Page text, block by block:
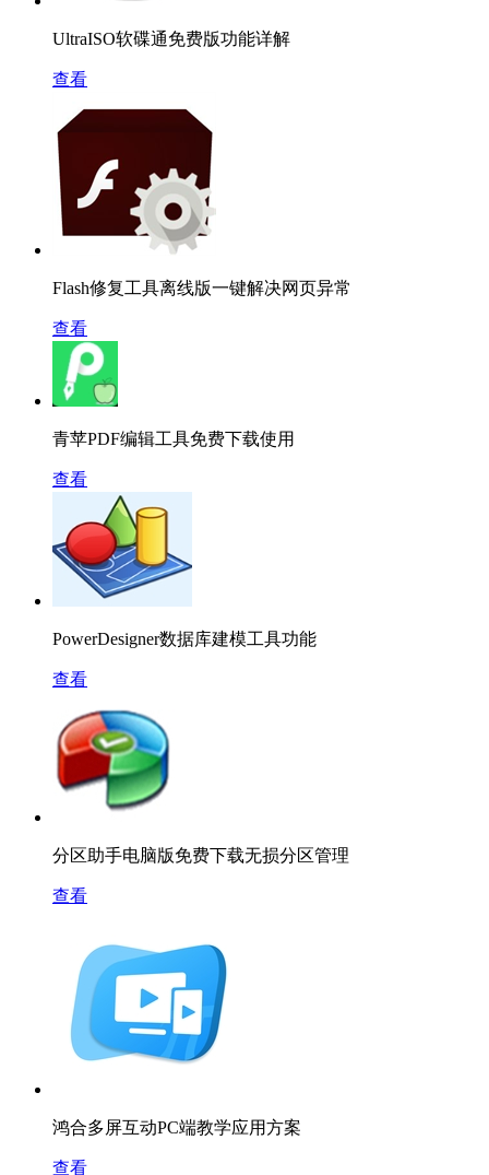
UltraISO软碟通免费版功能详解
查看
Flash修复工具离线版一键解决网页异常
查看
青苹PDF编辑工具免费下载使用
查看
PowerDesigner数据库建模工具功能
查看
分区助手电脑版免费下载无损分区管理
查看
鸿合多屏互动PC端教学应用方案
查看